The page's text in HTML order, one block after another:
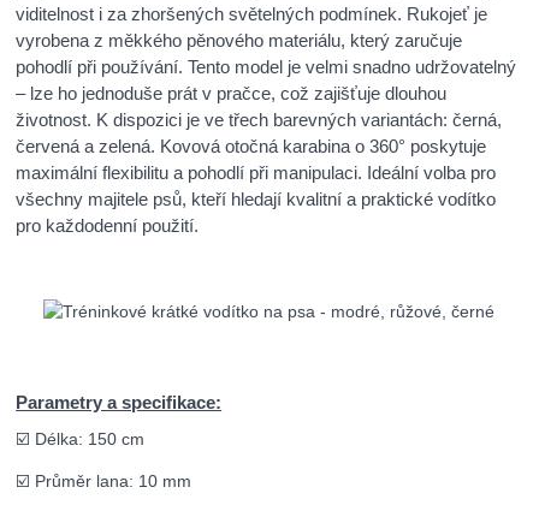
viditelnost i za zhoršených světelných podmínek. Rukojeť je
vyrobena z měkkého pěnového materiálu, který zaručuje
pohodlí při používání. Tento model je velmi snadno udržovatelný
– lze ho jednoduše prát v pračce, což zajišťuje dlouhou
životnost. K dispozici je ve třech barevných variantách: černá,
červená a zelená. Kovová otočná karabina o 360° poskytuje
maximální flexibilitu a pohodlí při manipulaci. Ideální volba pro
všechny majitele psů, kteří hledají kvalitní a praktické vodítko
pro každodenní použití.
Parametry a specifikace:
☑️ Délka: 150 cm
☑️ Průměr lana: 10 mm